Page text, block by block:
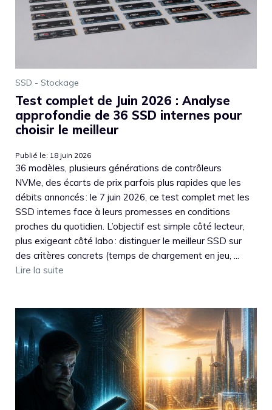
SSD - Stockage
Test complet de Juin 2026 : Analyse
approfondie de 36 SSD internes pour
choisir le meilleur
Publié le: 18 juin 2026
36 modèles, plusieurs générations de contrôleurs
NVMe, des écarts de prix parfois plus rapides que les
débits annoncés : le 7 juin 2026, ce test complet met les
SSD internes face à leurs promesses en conditions
proches du quotidien. L’objectif est simple côté lecteur,
plus exigeant côté labo : distinguer le meilleur SSD sur
des critères concrets (temps de chargement en jeu, ...
Lire la suite